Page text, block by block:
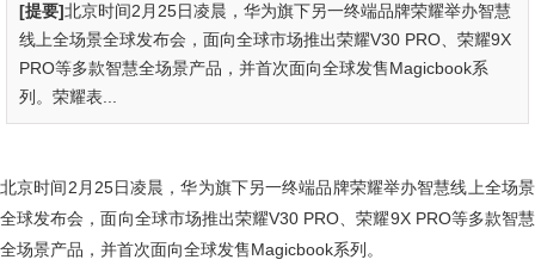
[提要]北京时间2月25日凌晨，华为旗下另一终端品牌荣耀举办智慧
线上全场景全球发布会，面向全球市场推出荣耀V30 PRO、荣耀9X
PRO等多款智慧全场景产品，并首次面向全球发售Magicbook系
列。荣耀表...
北京时间2月25日凌晨，华为旗下另一终端品牌荣耀举办智慧线上全场景
全球发布会，面向全球市场推出荣耀V30 PRO、荣耀9X PRO等多款智慧
全场景产品，并首次面向全球发售Magicbook系列。